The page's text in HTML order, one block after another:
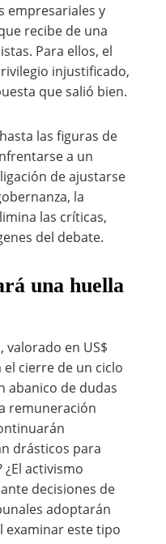
empresariales y
recibe de una
Para ellos, el
injustificado,
que salió bien.
las figuras de
a un
de ajustarse
la
las críticas,
del debate.
una huella
valorado en US$
el cierre de un ciclo
abanico de dudas
remuneración
drásticos para
activismo
decisiones de
adoptarán
examinar este tipo